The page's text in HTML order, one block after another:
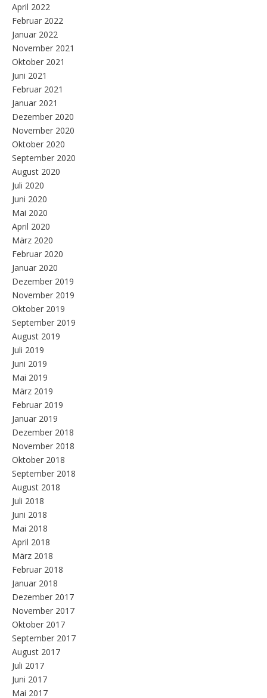
April 2022
Februar 2022
Januar 2022
November 2021
Oktober 2021
Juni 2021
Februar 2021
Januar 2021
Dezember 2020
November 2020
Oktober 2020
September 2020
August 2020
Juli 2020
Juni 2020
Mai 2020
April 2020
März 2020
Februar 2020
Januar 2020
Dezember 2019
November 2019
Oktober 2019
September 2019
August 2019
Juli 2019
Juni 2019
Mai 2019
März 2019
Februar 2019
Januar 2019
Dezember 2018
November 2018
Oktober 2018
September 2018
August 2018
Juli 2018
Juni 2018
Mai 2018
April 2018
März 2018
Februar 2018
Januar 2018
Dezember 2017
November 2017
Oktober 2017
September 2017
August 2017
Juli 2017
Juni 2017
Mai 2017